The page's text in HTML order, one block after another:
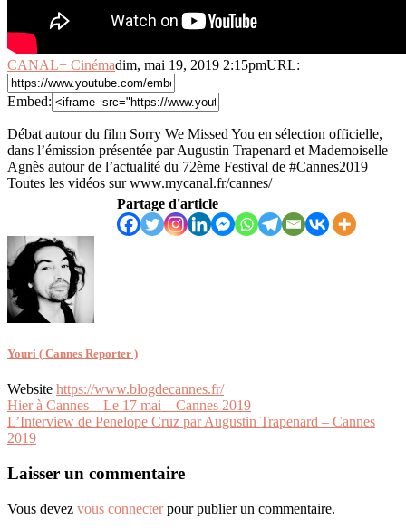
CANAL+ Cinémadim, mai 19, 2019 2:15pmURL:
Embed:
Débat autour du film Sorry We Missed You en sélection officielle,
dans l’émission présentée par Augustin Trapenard et Mademoiselle
Agnès autour de l’actualité du 72ème Festival de #Cannes2019
Toutes les vidéos sur www.mycanal.fr/cannes/
Partage d'article
Youri ( Cannes Reporter )
Website https://www.blogdecannes.fr/
Navigation
de
Hier à Cannes – Le 17 mai – Cannes 2019
L’Interview de Penelope Cruz par Augustin Trapenard – Cannes
2019
Laisser un commentaire
Vous devez vous connecterpour publier un commentaire.